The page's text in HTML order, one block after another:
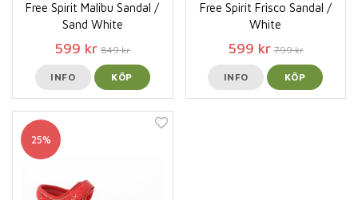
Free Spirit Malibu Sandal /
Sand White
599 kr 849 kr
INFO KÖP
Free Spirit Frisco Sandal /
White
599 kr 799 kr
INFO KÖP
25%